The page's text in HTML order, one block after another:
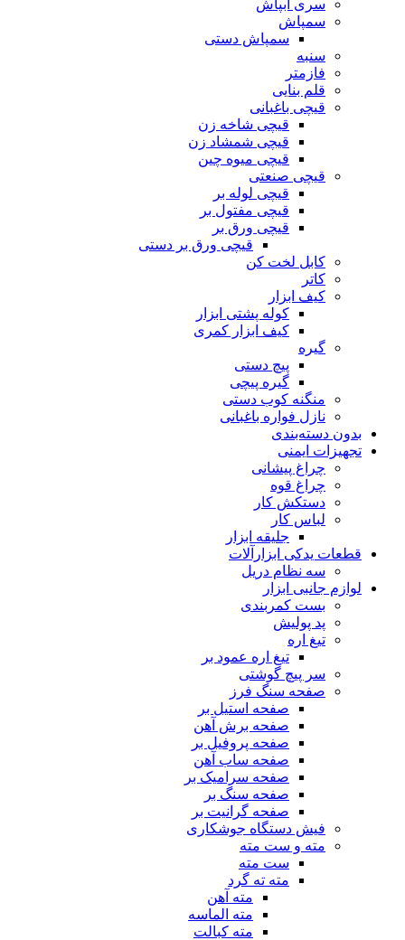
سری آبپاش
سمپاش
سمپاش دستی
سنبه
فازمتر
قلم بنایی
قیچی باغبانی
قیچی شاخه زن
قیچی شمشاد زن
قیچی میوه چین
قیچی صنعتی
قیچی لوله بر
قیچی مفتول بر
قیچی ورق بر
قیچی ورق بر دستی
کابل لخت کن
کاتر
کیف ابزار
کوله پشتی ابزار
کیف ابزار کمری
گیره
پیچ دستی
گیره پیچی
منگنه کوب دستی
نازل فواره باغبانی
بدون دسته‌بندی
تجهیزات ایمنی
چراغ پیشانی
چراغ قوه
دستکش کار
لباس کار
جلیقه ابزار
قطعات یدکی ابزارآلات
سه نظام دریل
لوازم جانبی ابزار
بست کمربندی
پد پولیش
تیغ اره
تیغ اره عمود بر
سر پیچ گوشتی
صفحه سنگ فرز
صفحه استیل بر
صفحه برش آهن
صفحه پروفیل بر
صفحه ساب آهن
صفحه سرامیک بر
صفحه سنگ بر
صفحه گرانیت بر
فیش دستگاه جوشکاری
مته و ست مته
ست مته
مته ته گرد
مته آهن
مته الماسه
مته کبالت